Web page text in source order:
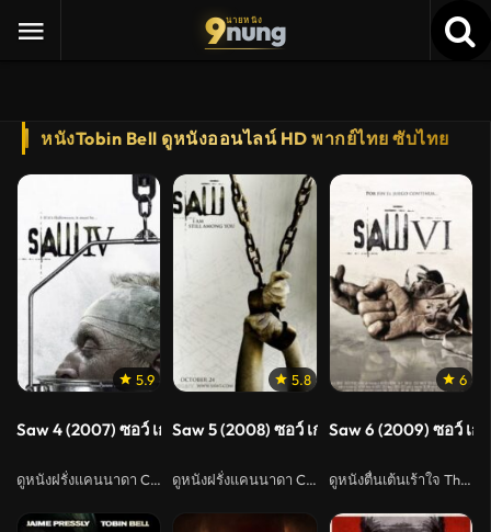
9นายหนัง
nung
หนังTobin Bell ดูหนังออนไลน์ HD พากย์ไทย ซับไทย
5.9
Saw 4 (2007) ซอว์ เกมต่อตาย..ตัดเป็น
ดูหนังฝรั่งแคนนาดา Canada
5.8
Saw 5 (2008) ซอว์ เกมต่อตาย..ตัดเป็น
ดูหนังฝรั่งแคนนาดา Canada
6
Saw 6 (2009) ซอว์ เ
ดูหนังตื่นเต้นเร้าใจ Thriller